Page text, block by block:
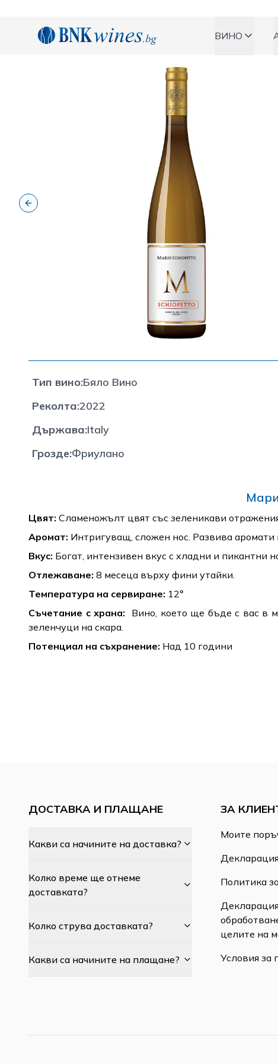
BNKWines.bg ВИНО
Previous slide
Тип вино:Бяло Вино
Реколта:2022
Държава:Italy
Грозде:Фриулано
Цвят: Сламеножълт цвят със зеленикави
Аромат: Интригуващ, сложен нос. Развива аромати
Вкус: Богат, интензивен вкус с хладни и
Отлежаване: 8 месеца върху фини утайки.
Температура на сервиране: 12°
Съчетание с храна:
Вино, което ще бъде с вас в
зеленчуци на скара.
Потенциал на съхранение: Над 10 години
ДОСТАВКА И ПЛАЩАНЕ
Какви са начините на доставка?
Колко време ще отнеме
доставката?
Колко струва доставката?
Какви са начините на плащане?
ЗА
Моите
Политика
целите на
Условия за